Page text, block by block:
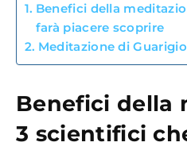
Benefici della
farà piacere scoprire
Meditazione di
Benefici della
3 scientifici